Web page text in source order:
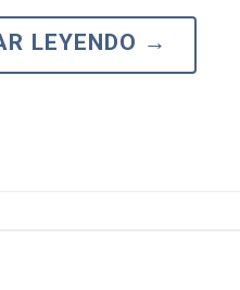
LEYENDO →